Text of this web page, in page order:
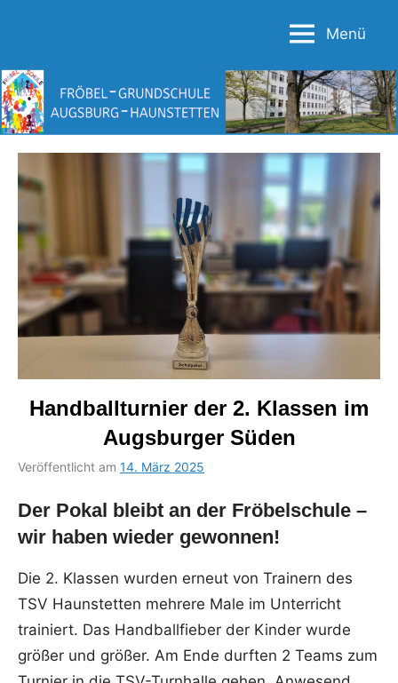
Grundschule
Augsburg-
Haunstetten
Menü
Handballturnier der 2. Klassen im
Augsburger Süden
Veröffentlicht am 14. März 2025
Vüllers-
Munz
Der Pokal bleibt an der Fröbelschule –
wir haben wieder gewonnen!
Die 2. Klassen wurden erneut von Trainern des
TSV Haunstetten mehrere Male im Unterricht
trainiert. Das Handballfieber der Kinder wurde
größer und größer. Am Ende durften 2 Teams zum